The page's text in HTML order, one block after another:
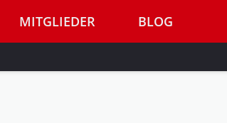
MITGLIEDER BLOG